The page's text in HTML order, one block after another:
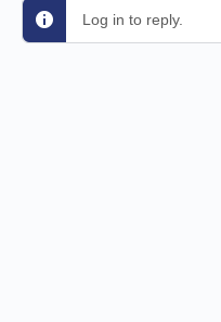
Log in to reply.